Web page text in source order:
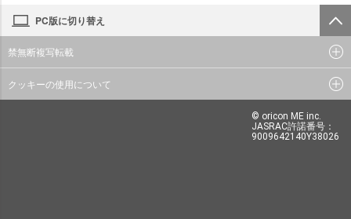
PC版に切り替え
禁無断複写転載
クッキーの使用について
© oricon ME inc.
JASRAC許諾番号：
9009642140Y38026